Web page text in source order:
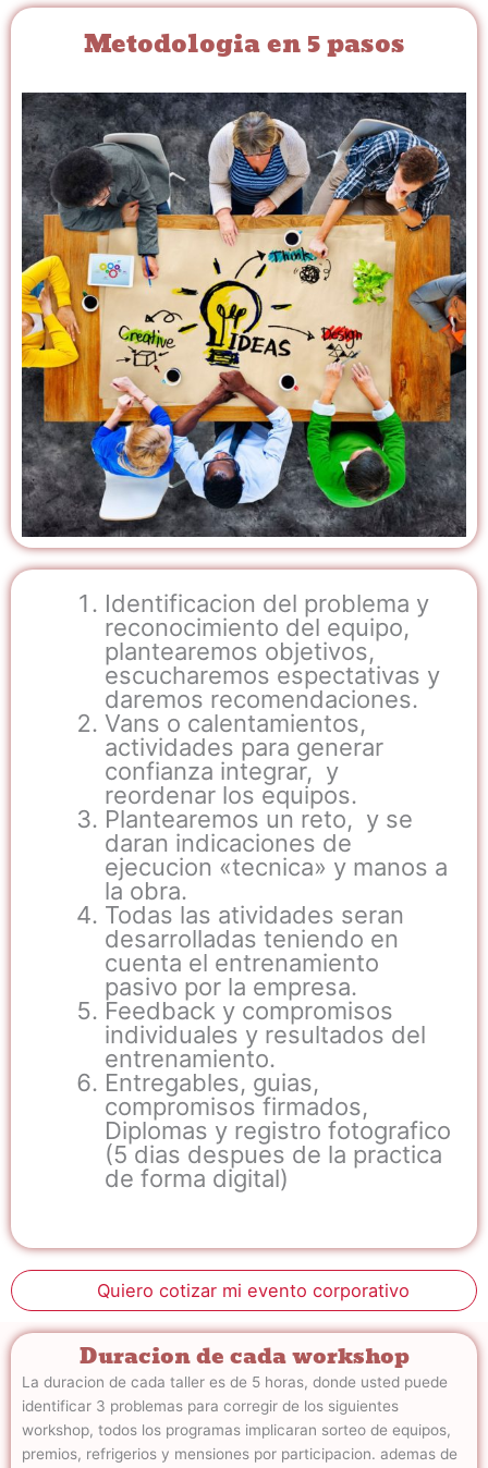
Metodologia en 5 pasos
Identificacion del problema y
reconocimiento del equipo,
plantearemos objetivos,
escucharemos espectativas y
daremos recomendaciones.
Vans o calentamientos,
actividades para generar
confianza integrar, y
reordenar los equipos.
Plantearemos un reto, y se
daran indicaciones de
ejecucion «tecnica» y manos a
la obra.
Todas las atividades seran
desarrolladas teniendo en
cuenta el entrenamiento
pasivo por la empresa.
Feedback y compromisos
individuales y resultados del
entrenamiento.
Entregables, guias,
compromisos firmados,
Diplomas y registro fotografico
(5 dias despues de la practica
de forma digital)
Quiero cotizar mi evento corporativo
Duracion de cada workshop
La duracion de cada taller es de 5 horas, donde usted puede
identificar 3 problemas para corregir de los siguientes
workshop, todos los programas implicaran sorteo de equipos,
premios, refrigerios y mensiones por participacion. ademas de